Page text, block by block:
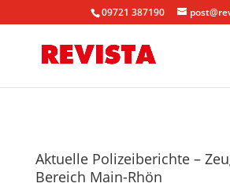
09721 387190
Aktuelle Polizeiberichte –
Bereich Main-Rhön